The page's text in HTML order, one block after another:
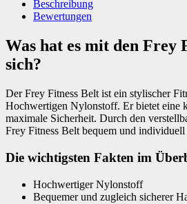
Beschreibung
Bewertungen
Was hat es mit den Frey
sich?
Der Frey Fitness Belt ist ein stylischer
Hochwertigen Nylonstoff. Er bietet eine
maximale Sicherheit. Durch den
Frey Fitness Belt bequem und individuell
Die wichtigsten Fakten im
Hochwertiger Nylonstoff
Bequemer und zugleich sicherer